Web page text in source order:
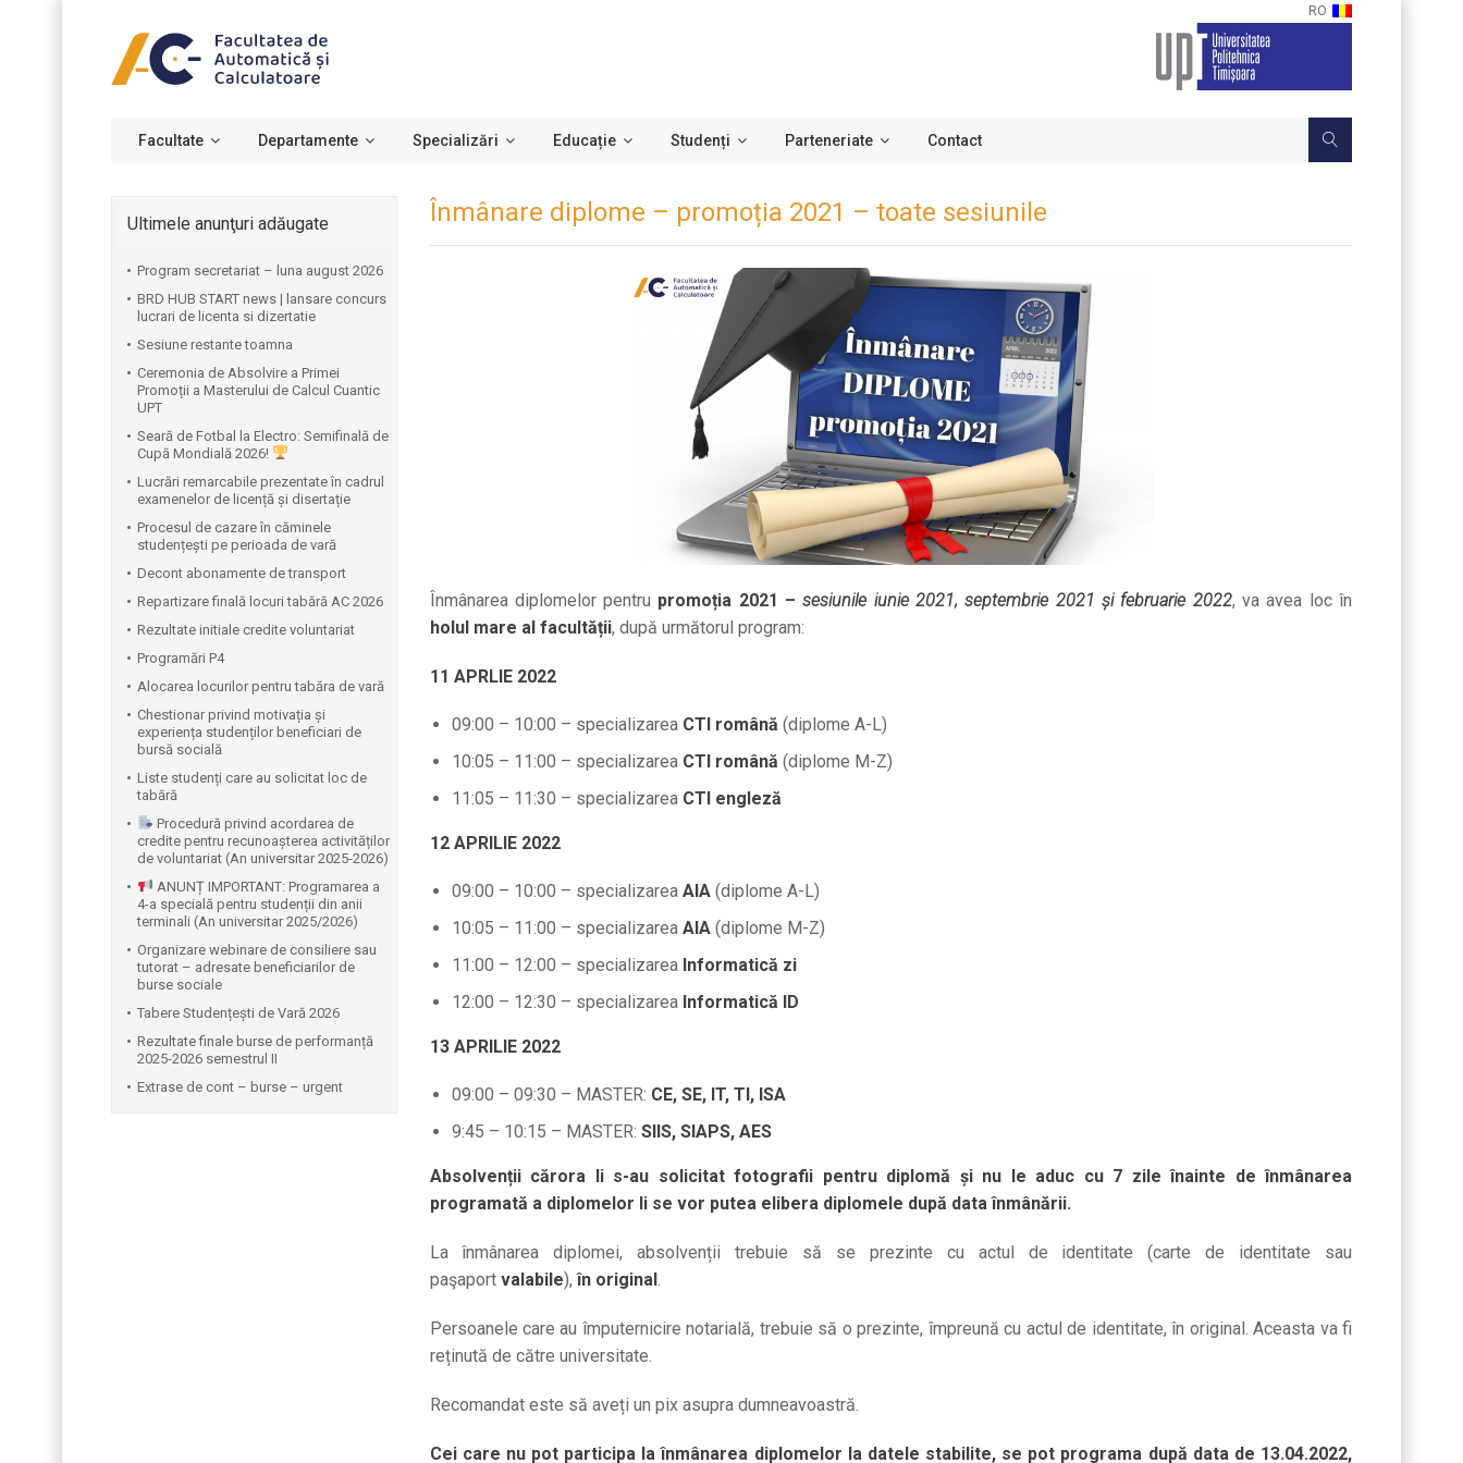
RO
Facultate Departamente Specializări Educație Studenți Parteneriate Contact
Înmânare diplome – promoția 2021 – toate sesiunile
Înmânarea diplomelor pentru promoția 2021 – sesiunile iunie 2021, septembrie 2021 și februarie 2022, va avea loc în
holul mare al facultății, după următorul program:
11 APRLIE 2022
09:00 – 10:00 – specializarea CTI română (diplome A-L)
10:05 – 11:00 – specializarea CTI română (diplome M-Z)
11:05 – 11:30 – specializarea CTI engleză
12 APRILIE 2022
09:00 – 10:00 – specializareaAIA (diplome A-L)
10:05 – 11:00 – specializarea AIA (diplome M-Z)
11:00 – 12:00 – specializarea Informatică zi
12:00 – 12:30 – specializarea Informatică ID
13 APRILIE 2022
09:00 – 09:30 – MASTER: CE, SE, IT, TI, ISA
9:45 – 10:15 – MASTER: SIIS, SIAPS, AES
Absolvenții cărora li s-au solicitat fotografii pentru diplomă și nu le aduc cu 7 zile înainte de înmânarea
programată a diplomelor li se vor putea elibera diplomele după data înmânării.
La înmânarea diplomei, absolvenții trebuie să se prezinte cu actul de identitate (carte de identitate sau
paşaport valabile),în original.
Persoanele care au împuternicire notarială, trebuie să o prezinte, împreună cu actul de identitate, în original. Aceasta va fi
reținută de către universitate.
Recomandat este să aveți un pix asupra dumneavoastră.
Cei care nu pot participa la înmânarea diplomelor la datele stabilite, se pot programa după data de 13.04.2022,
Ultimele anunţuri adăugate
Program secretariat – luna august 2026
BRD HUB START news | lansare concurs
lucrari de licenta si dizertatie
Sesiune restante toamna
Ceremonia de Absolvire a Primei
Promoții a Masterului de Calcul Cuantic
UPT
⁠Seară de Fotbal la Electro: Semifinală de
Cupă Mondială 2026!
Lucrări remarcabile prezentate în cadrul
examenelor de licență și disertație
Procesul de cazare în căminele
studențești pe perioada de vară
Decont abonamente de transport
Repartizare finală locuri tabără AC 2026
Rezultate initiale credite voluntariat
Programări P4
Alocarea locurilor pentru tabăra de vară
Chestionar privind motivația și
experiența studenților beneficiari de
bursă socială
Liste studenți care au solicitat loc de
tabără
Procedură privind acordarea de
credite pentru recunoașterea activităților
de voluntariat (An universitar 2025-2026)
ANUNȚ IMPORTANT: Programarea a
4-a specială pentru studenții din anii
terminali (An universitar 2025/2026)
Organizare webinare de consiliere sau
tutorat – adresate beneficiarilor de
burse sociale
Tabere Studențești de Vară 2026
Rezultate finale burse de performanță
2025-2026 semestrul II
Extrase de cont – burse – urgent